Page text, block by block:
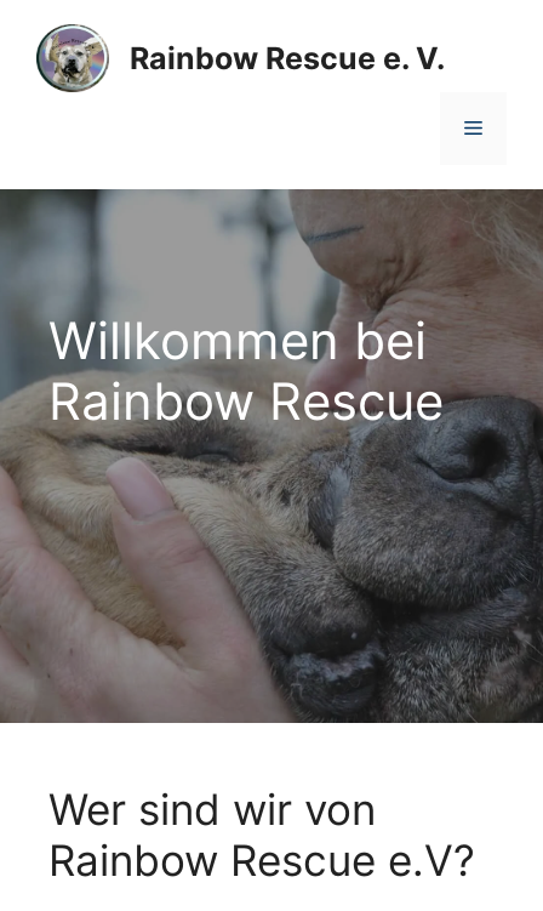
Inhalt
springen
Rainbow Rescue e. V.
Menü
Willkommen bei
Rainbow Rescue
Wer sind wir von
Rainbow Rescue e.V?